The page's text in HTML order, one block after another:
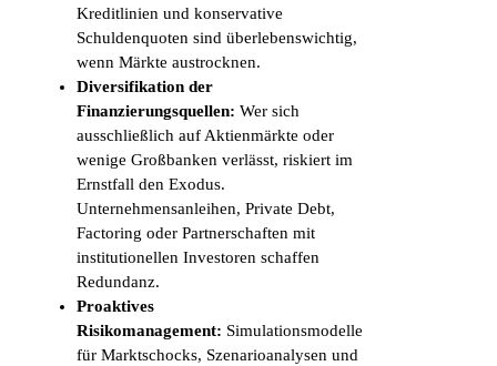
Kreditlinien und konservative
Schuldenquoten sind überlebenswichtig,
wenn Märkte austrocknen.
Diversifikation der
Finanzierungsquellen:Wer sich
ausschließlich auf Aktienmärkte oder
wenige Großbanken verlässt, riskiert im
Ernstfall den Exodus.
Unternehmensanleihen, Private Debt,
Factoring oder Partnerschaften mit
institutionellen Investoren schaffen
Redundanz.
Proaktives
Risikomanagement: Simulationsmodelle
für Marktschocks, Szenarioanalysen und